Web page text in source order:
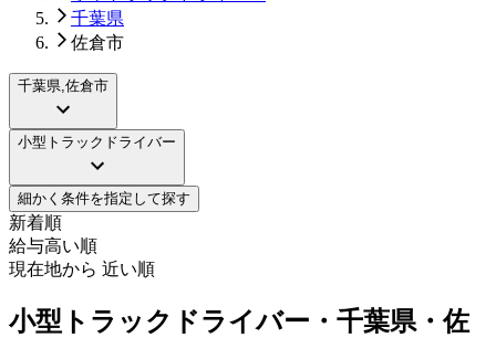
千葉県
佐倉市
千葉県,佐倉市
小型トラックドライバー
細かく条件を指定して探す
新着順
給与高い順
現在地から 近い順
小型トラックドライバー・千葉県・佐